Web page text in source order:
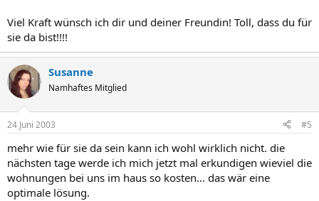
Viel Kraft wünsch ich dir und deiner Freundin! Toll, dass du für
sie da bist!!!!
Susanne
Namhaftes Mitglied
24 Juni 2003 #5
mehr wie für sie da sein kann ich wohl wirklich nicht. die
nächsten tage werde ich mich jetzt mal erkundigen wieviel die
wohnungen bei uns im haus so kosten... das wär eine
optimale lösung.